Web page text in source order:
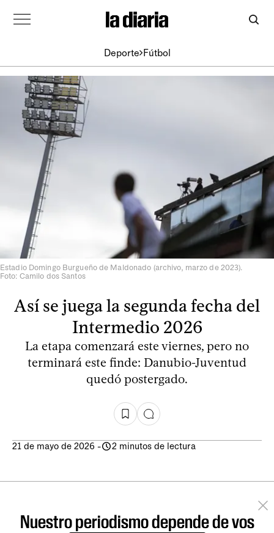
Deporte Fútbol
Estadio Domingo Burgueño de Maldonado (archivo, marzo de 2023).
Foto: Camilo dos Santos
Así se juega la segunda fecha del
Intermedio 2026
La etapa comenzará este viernes, pero no
terminará este finde: Danubio-Juventud
quedó postergado.
21 de mayo de 2026 - 2 minutos de lectura
Nuestro periodismo depende de vos